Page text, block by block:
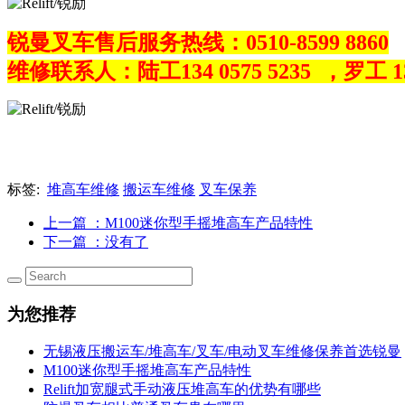
锐曼叉车售后服务热线：0510-8599 8860
维修联系人： 陆工134 0575 5235 ， 罗工
标签: 堆高车维修 搬运车维修 叉车保养
上一篇
：M100迷你型手摇堆高车产品特性
下一篇
：没有了
为您推荐
无锡液压搬运车/堆高车/叉车/电动叉车维修保养首选锐曼
M100迷你型手摇堆高车产品特性
Relift加宽腿式手动液压堆高车的优势有哪些